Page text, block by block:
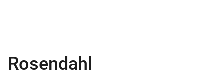
Rosendahl